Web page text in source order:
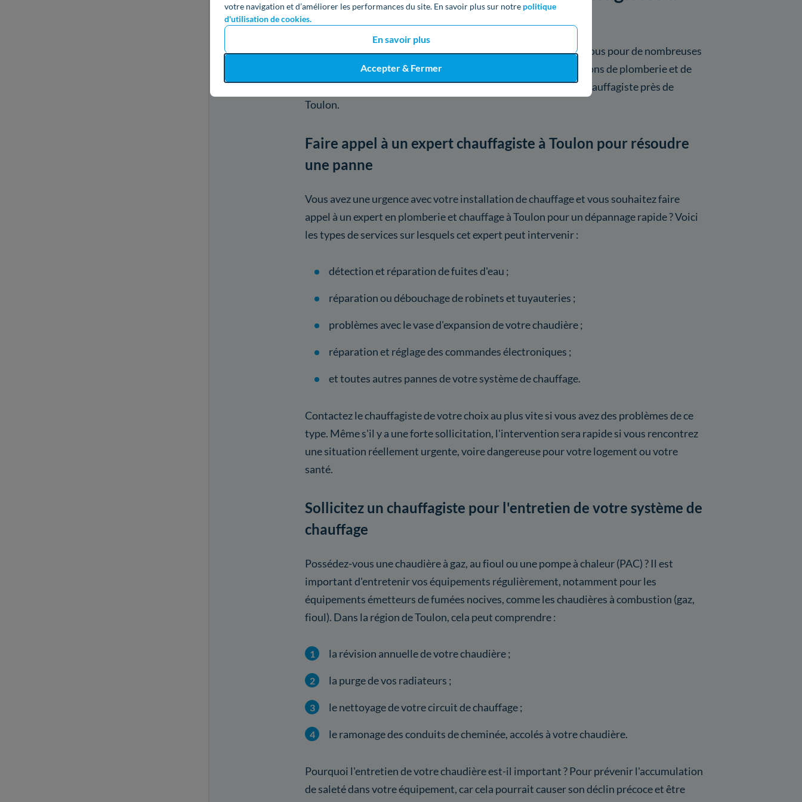
votre navigation et d’améliorer les performances du site. En savoir plus sur notre politique
d'utilisation de cookies.
En savoir plus
Accepter & Fermer
Toulon
Les artisans chauffagistes de Toulon peuvent intervenir chez vous pour de nombreuses
raisons : dépannage, entretien ou installation de vos installations de plomberie et de
chauffage. Retrouvez ci-dessous quand appeler un plombier chauffagiste près de
Toulon.
Faire appel à un expert chauffagiste à Toulon pour résoudre
une panne
Vous avez une urgence avec votre installation de chauffage et vous souhaitez faire
appel à un expert en plomberie et chauffage à Toulon pour un dépannage rapide ? Voici
les types de services sur lesquels cet expert peut intervenir :
détection et réparation de fuites d'eau ;
réparation ou débouchage de robinets et tuyauteries ;
problèmes avec le vase d'expansion de votre chaudière ;
réparation et réglage des commandes électroniques ;
et toutes autres pannes de votre système de chauffage.
Contactez le chauffagiste de votre choix au plus vite si vous avez des problèmes de ce
type. Même s'il y a une forte sollicitation, l'intervention sera rapide si vous rencontrez
une situation réellement urgente, voire dangereuse pour votre logement ou votre
santé.
Sollicitez un chauffagiste pour l'entretien de votre système de
chauffage
Possédez-vous une chaudière à gaz, au fioul ou une pompe à chaleur (PAC) ? Il est
important d'entretenir vos équipements régulièrement, notamment pour les
équipements émetteurs de fumées nocives, comme les chaudières à combustion (gaz,
fioul). Dans la région de Toulon, cela peut comprendre :
la révision annuelle de votre chaudière ;
la purge de vos radiateurs ;
le nettoyage de votre circuit de chauffage ;
le ramonage des conduits de cheminée, accolés à votre chaudière.
Pourquoi l'entretien de votre chaudière est-il important ? Pour prévenir l'accumulation
de saleté dans votre équipement, car cela pourrait causer son déclin précoce et être